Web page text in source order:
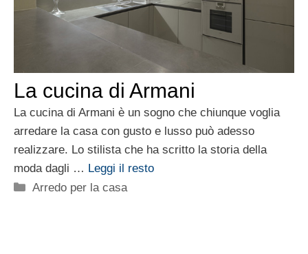
La cucina di Armani
La cucina di Armani è un sogno che chiunque voglia
arredare la casa con gusto e lusso può adesso
realizzare. Lo stilista che ha scritto la storia della
moda dagli … Leggi il resto
Categorie
Arredo per la casa